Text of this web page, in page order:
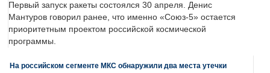
Первый запуск ракеты состоялся 30 апреля. Денис
Мантуров говорил ранее, что именно «Союз-5» остается
приоритетным проектом российской космической
программы.
На российском сегменте МКС обнаружили два места утечки